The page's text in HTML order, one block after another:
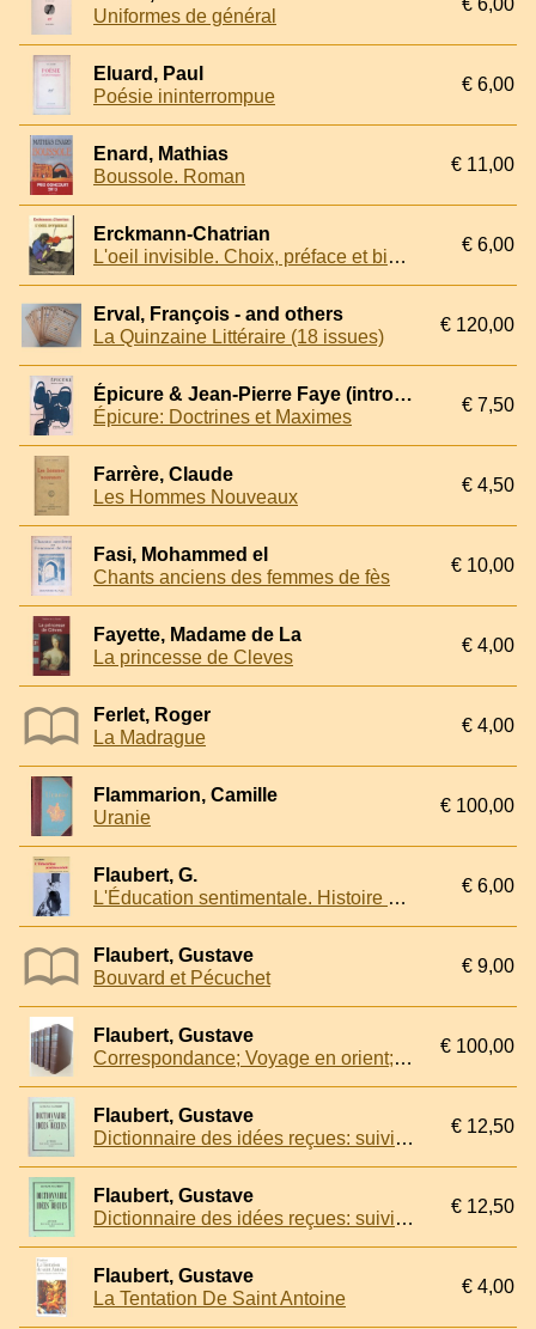
Uniformes de général
€ 6,00
Eluard, Paul
Poésie ininterrompue
€ 6,00
Enard, Mathias
Boussole. Roman
€ 11,00
Erckmann-Chatrian
L'oeil invisible. Choix, préface et bibliographie par Francis Lacassin
€ 6,00
Erval, François - and others
La Quinzaine Littéraire (18 issues)
€ 120,00
Épicure & Jean-Pierre Faye (introduction de) & Upac (illustration par) & Maurice Solovine (traduction, notes et préface de)
Épicure: Doctrines et Maximes
€ 7,50
Farrère, Claude
Les Hommes Nouveaux
€ 4,50
Fasi, Mohammed el
Chants anciens des femmes de fès
€ 10,00
Fayette, Madame de La
La princesse de Cleves
€ 4,00
Ferlet, Roger
La Madrague
€ 4,00
Flammarion, Camille
Uranie
€ 100,00
Flaubert, G.
L'Éducation sentimentale. Histoire d'un jeune homme
€ 6,00
Flaubert, Gustave
Bouvard et Pécuchet
€ 9,00
Flaubert, Gustave
Correspondance; Voyage en orient; Per les champs et par les grèves; L'education sentimentale (5 volumes)
€ 100,00
Flaubert, Gustave
Dictionnaire des idées reçues: suivi du catalogue des idées chic
€ 12,50
Flaubert, Gustave
Dictionnaire des idées reçues: suivi du catalogue des idées chic
€ 12,50
Flaubert, Gustave
La Tentation De Saint Antoine
€ 4,00